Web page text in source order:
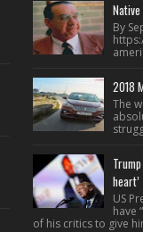
By
2018
The
heart’
US
have
of his critics to give